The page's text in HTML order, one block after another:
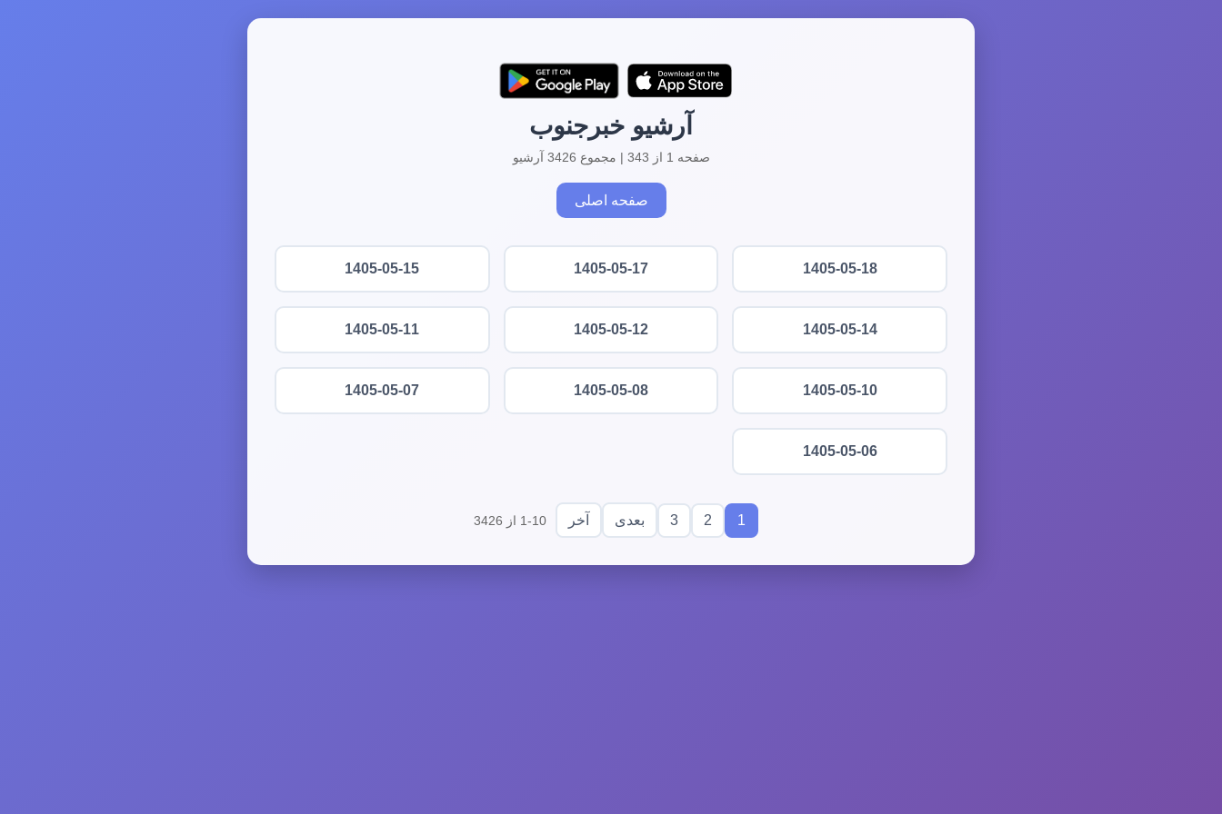
آرشیو خبرجنوب
صفحه 1 از 343 | مجموع 3426 آرشیو
صفحه اصلی
1405-05-18
1405-05-17
1405-05-15
1405-05-14
1405-05-12
1405-05-11
1405-05-10
1405-05-08
1405-05-07
1405-05-06
1
2
3 بعدی آخر 1-10 از 3426